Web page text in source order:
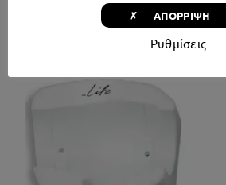
Ρυθμίσεις
✗ ΑΠΟΡΡΙΨΗ